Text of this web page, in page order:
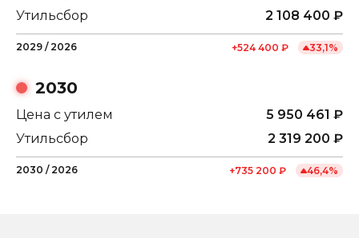
Утильсбор
2 108 400 ₽
2029 / 2026 +524 400 ₽ 33,1%
2030
Цена с утилем 5 950 461 ₽
Утильсбор
2 319 200 ₽
2030 / 2026 +735 200 ₽ 46,4%